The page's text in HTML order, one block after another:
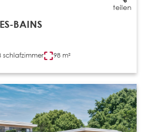
teilen
BAINS
schlafzimmer 98 m²